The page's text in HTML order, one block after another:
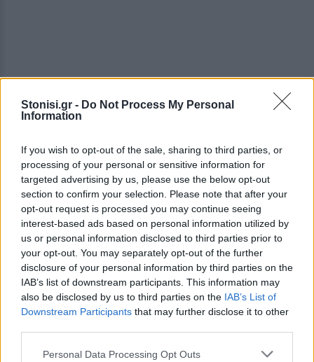
Stonisi.gr - Do Not Process My Personal
Information
If you wish to opt-out of the sale, sharing to third parties, or
processing of your personal or sensitive information for
targeted advertising by us, please use the below opt-out
section to confirm your selection. Please note that after your
opt-out request is processed you may continue seeing
interest-based ads based on personal information utilized by
us or personal information disclosed to third parties prior to
your opt-out. You may separately opt-out of the further
disclosure of your personal information by third parties on the
IAB’s list of downstream participants. This information may
also be disclosed by us to third parties on the IAB’s List of
Downstream Participants that may further disclose it to other
Personal Data Processing Opt Outs
Η διαδικασία αυτή λειτούργησε ως πρακτικό
μάθημα περιβαλλοντικής εκπαίδευσης, δίνοντας
τη δυνατότητα στους συμμετέχοντες να
εξοικειωθούν με τις βασικές αρχές της
ανακύκλωσης και της ορθής διαχείρισης των
αποβλήτων.
Στόχος η αλλαγή νοοτροπίας